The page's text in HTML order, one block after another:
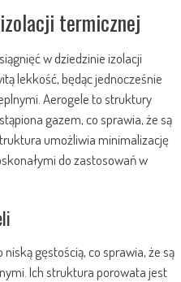
termicznej
w dziedzinie izolacji
lekkość, będąc jednocześnie
Aerogele to struktury
gazem, co sprawia, że są
umożliwia minimalizację
do zastosowań w
gęstością, co sprawia, że są
Ich struktura porowata jest